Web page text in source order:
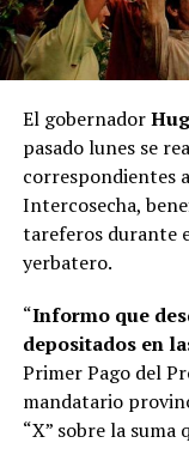
El gobernador
pasado lunes se
correspondientes
Intercosecha,
tareferos durante
yerbatero.
“Informo que
depositados en
Primer Pago del
mandatario
“X” sobre la